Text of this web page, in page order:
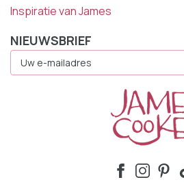
Inspiratie van James
NIEUWSBRIEF
Mailadres